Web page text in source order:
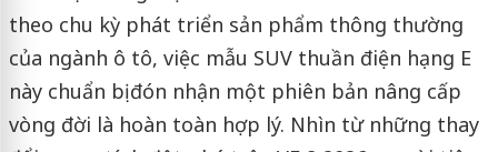
theo chu kỳ phát triển sản phẩm thông thường
của ngành ô tô, việc mẫu SUV thuần điện hạng E
này chuẩn bị đón nhận một phiên bản nâng cấp
vòng đời là hoàn toàn hợp lý. Nhìn từ những thay